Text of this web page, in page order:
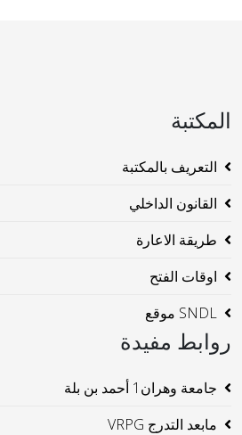
المكتبة
التعريف بالمكتبة
القانون الداخلي
طريقة الاعارة
اوقات الفتح
SNDL موقع
روابط مفيدة
جامعة وهران1 أحمد بن بلة
مابعد التدرج VRPG